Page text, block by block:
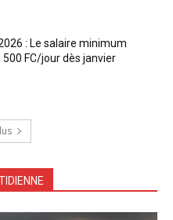
: Le salaire minimum
500 FC/jour dès janvier